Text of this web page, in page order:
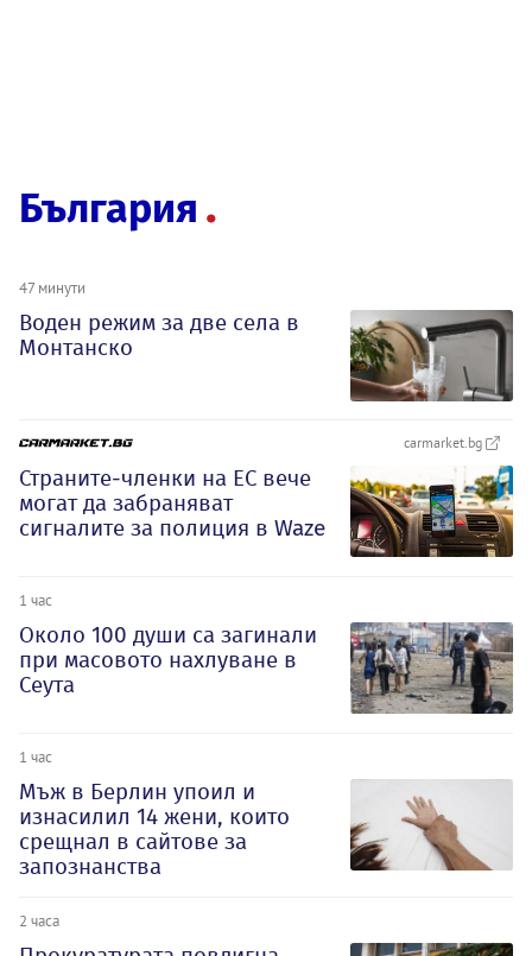
България
47 минути
Воден режим за две села в
Монтанско
carmarket.bg
Страните-членки на ЕС вече
могат да забраняват
сигналите за полиция в Waze
1 час
Около 100 души са загинали
при масовото нахлуване в
Сеута
1 час
Мъж в Берлин упоил и
изнасилил 14 жени, които
срещнал в сайтове за
запознанства
2 часа